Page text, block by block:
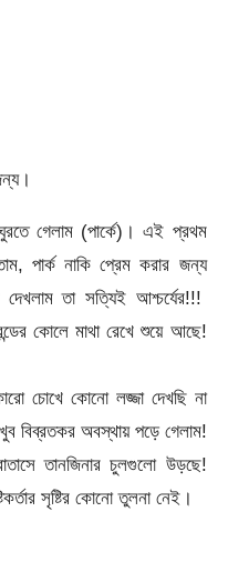
গেলাম (পার্কে)। এই প্রথম
পার্ক নাকি প্রেম করার জন্য
তা সত্যিই আশ্চর্যের!!!
কোলে মাথা রেখে শুয়ে আছে!
চোখে কোনো লজ্জা দেখছি না
অবস্থায় পড়ে গেলাম!
তানজিনার চুলগুলো উড়ছে!
সৃষ্টির কোনো তুলনা নেই।